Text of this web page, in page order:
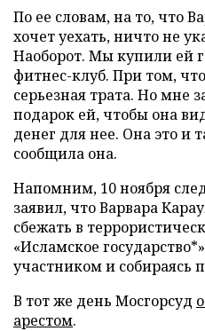
По ее словам, на то, что
хочет уехать, ничто не
Наоборот. Мы купили ей
фитнес-клуб. При том,
серьезная трата. Но мне
подарок ей, чтобы она
денег для нее. Она это и
сообщила она.
Напомним, 10 ноября
заявил, что Варвара
сбежать в
«Исламское
участником и собираясь
В тот же день Мосгорсуд
арестом.